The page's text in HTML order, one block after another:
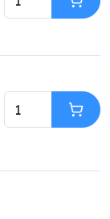
In
In